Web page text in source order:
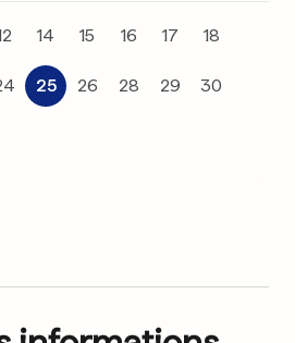
14 15 16 17 18
25 26 28 29 30